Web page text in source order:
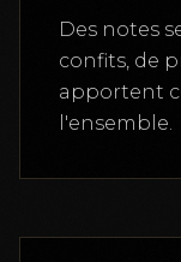
Des notes
confits, de
apportent
l'ensemble.